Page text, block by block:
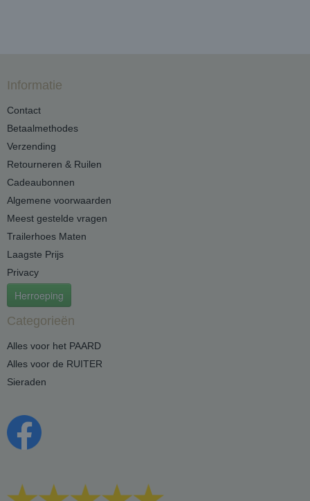
Informatie
Contact
Betaalmethodes
Verzending
Retourneren & Ruilen
Cadeaubonnen
Algemene voorwaarden
Meest gestelde vragen
Trailerhoes Maten
Laagste Prijs
Privacy
Herroeping
Categorieën
Alles voor het PAARD
Alles voor de RUITER
Sieraden